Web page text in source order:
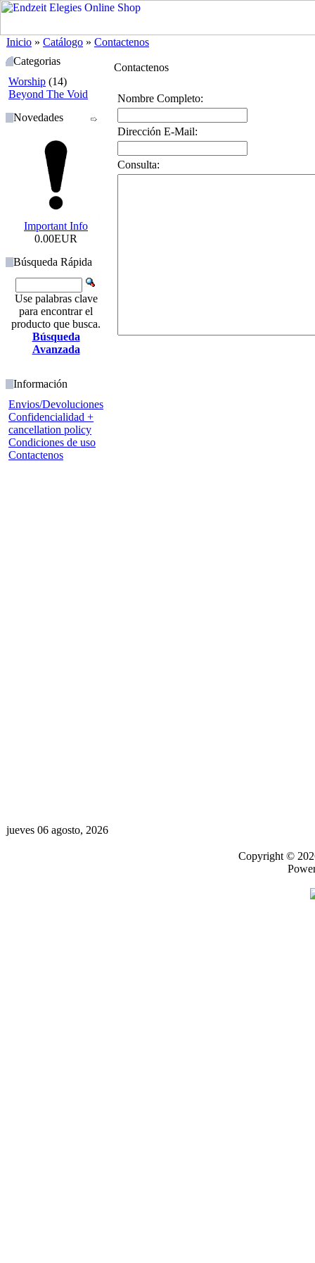
Inicio » Catálogo » Contactenos
Categorias
Worship (14)
Beyond The Void
Novedades
Important Info
0.00EUR
Búsqueda Rápida
Use palabras clave
para encontrar el
producto que busca.
Búsqueda
Avanzada
Información
Envios/Devoluciones
Confidencialidad +
cancellation policy
Condiciones de uso
Contactenos
Contactenos
Nombre Completo:
Dirección E-Mail:
Consulta:
jueves 06 agosto, 2026
Copyright ©